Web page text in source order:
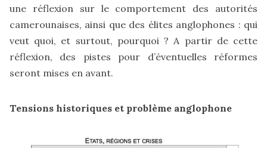
une réflexion sur le comportement des autorités
camerounaises, ainsi que des élites anglophones : qui
veut quoi, et surtout, pourquoi ? A partir de cette
réflexion, des pistes pour d’éventuelles réformes
seront mises en avant.
Tensions historiques et problème anglophone